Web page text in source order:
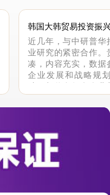
韩国大韩贸易投资振
近几年，与中研普华
业研究的紧密合作。
凑，内容充实，数据
企业发展和战略规
分析公司协助和支持
户报告需求的延伸服